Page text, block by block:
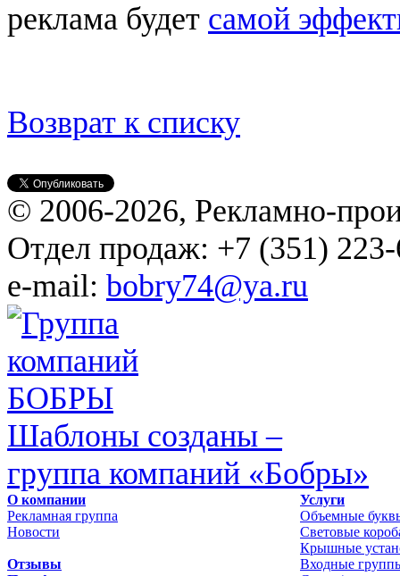
реклама будет самой
Возврат к списку
© 2006-2026, Рекламно-
Отдел продаж: +7 (351)
e-mail: bobry74@ya.ru
Шаблоны созданы –
группа компаний «Бобры»
О компании
Рекламная группа
Новости
Отзывы
Услуги
Объемные
Световые
Крышные
Входные